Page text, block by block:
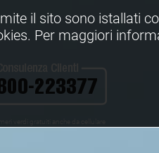
il sito sono istallati
Per maggiori